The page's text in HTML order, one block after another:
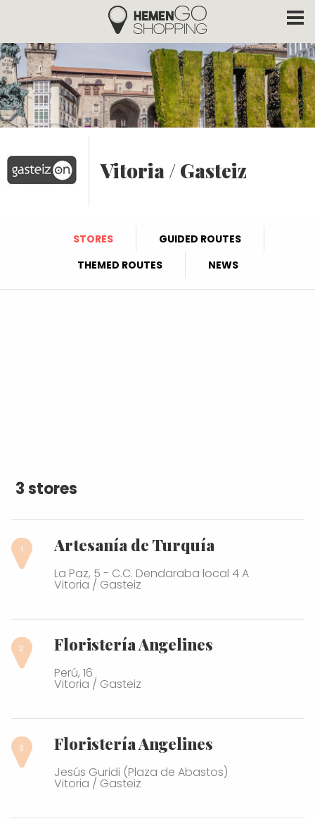
Skip to main content
Hemengo Shopping
Vitoria / Gasteiz
STORES
GUIDED ROUTES
THEMED ROUTES
NEWS
3 stores
Artesanía de Turquía
La Paz, 5 - C.C. Dendaraba local 4 A
Vitoria / Gasteiz
Floristería Angelines
Perú, 16
Vitoria / Gasteiz
Floristería Angelines
Jesús Guridi (Plaza de Abastos)
Vitoria / Gasteiz